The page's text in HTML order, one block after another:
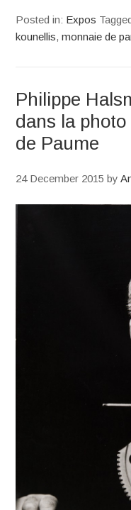
Posted in: Expos
kounellis,monnaie de
Philippe
dans la
de Paume
24 December 2015 by